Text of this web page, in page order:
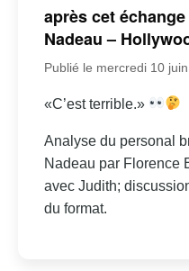
après cet
Nadeau –
Publié le mercredi 10
«C’est terrible.»
Analyse du personal
Nadeau par Florence
avec Judith;
du format.